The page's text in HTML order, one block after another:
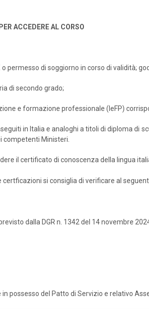
ACCEDERE AL CORSO
permesso di soggiorno in corso di validità;
di secondo grado;
e formazione professionale (IeFP)
in Italia e analoghi a titoli di diploma di
competenti Ministeri.
il certificato di conoscenza della lingua
si consiglia di verificare al
dalla DGR n. 1342 del 14 novembre
possesso del Patto di Servizio e relativo